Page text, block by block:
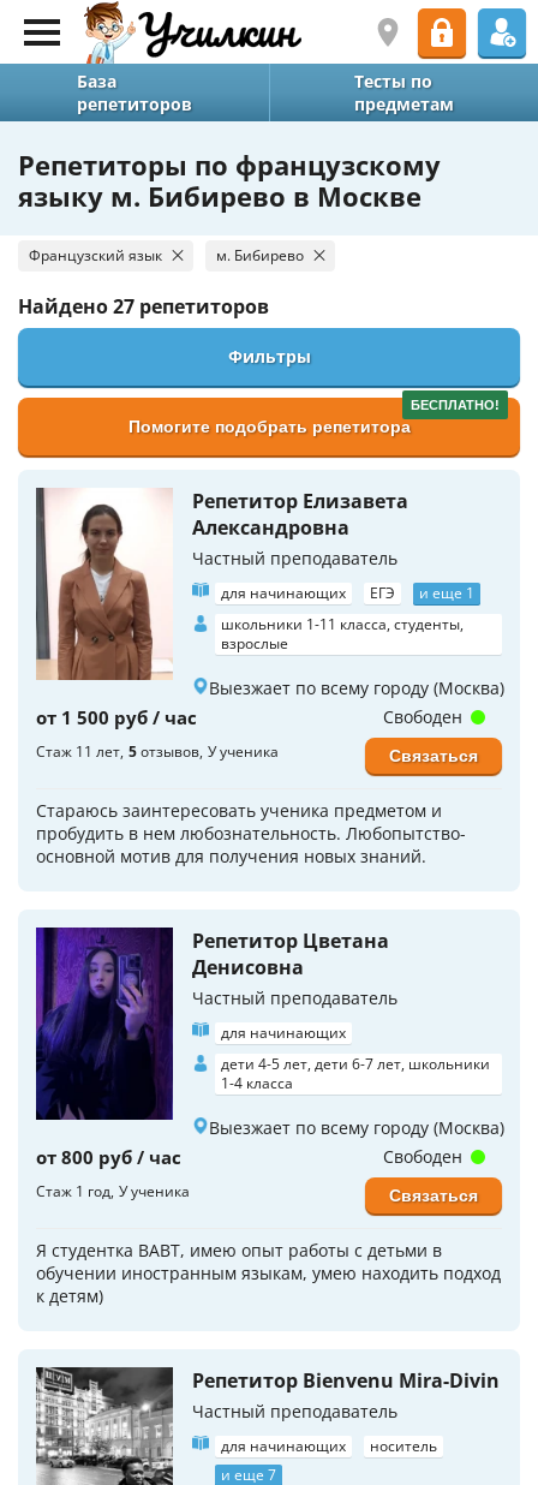
База
репетиторов
Тесты по
предметам
Репетиторы по французскому
языку м. Бибирево в Москве
Французский язык м. Бибирево
Найдено27 репетиторов
Фильтры
БЕСПЛАТНО!
Помогите подобрать репетитора
Репетитор Елизавета
Александровна
Частный преподаватель
для начинающих ЕГЭ
и еще 1
школьники 1-11 класса, студенты,
взрослые
Выезжает по всему городу (Москва)
от 1 500 руб / час
Стаж 11 лет 5отзывов У ученика
Стараюсь заинтересовать ученика предметом и
пробудить в нем любознательность. Любопытство-
основной мотив для получения новых знаний.
Свободен
Связаться
Репетитор Цветана
Денисовна
Частный преподаватель
для начинающих
дети 4-5 лет, дети 6-7 лет, школьники
1-4 класса
Выезжает по всему городу (Москва)
от 800 руб / час
Стаж 1 год У ученика
Я студентка ВАВТ, имею опыт работы с детьми в
обучении иностранным языкам, умею находить подход
к детям)
Свободен
Связаться
Репетитор Bienvenu Mira-Divin
Частный преподаватель
для начинающих
носитель
и еще 7